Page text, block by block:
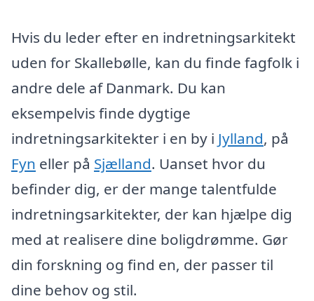
Hvis du leder efter en indretningsarkitekt
uden for Skallebølle, kan du finde fagfolk i
andre dele af Danmark. Du kan
eksempelvis finde dygtige
indretningsarkitekter i en by i Jylland, på
Fyn eller på Sjælland. Uanset hvor du
befinder dig, er der mange talentfulde
indretningsarkitekter, der kan hjælpe dig
med at realisere dine boligdrømme. Gør
din forskning og find en, der passer til
dine behov og stil.